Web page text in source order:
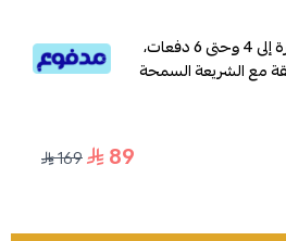
قسم دفعاتك بطريقة ميسرة إلى 4 وحتى 6 دفعات،
مع الشريعة السمحة
89
169